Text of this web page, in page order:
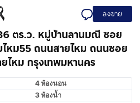
ลงขาย
ตร.ว. หมู่บ้านลานมณี ซอย
หม55 ถนนสายไหม ถนนซอย
ไหม กรุงเทพมหานคร
4 ห้องนอน
3 ห้องน้ำ